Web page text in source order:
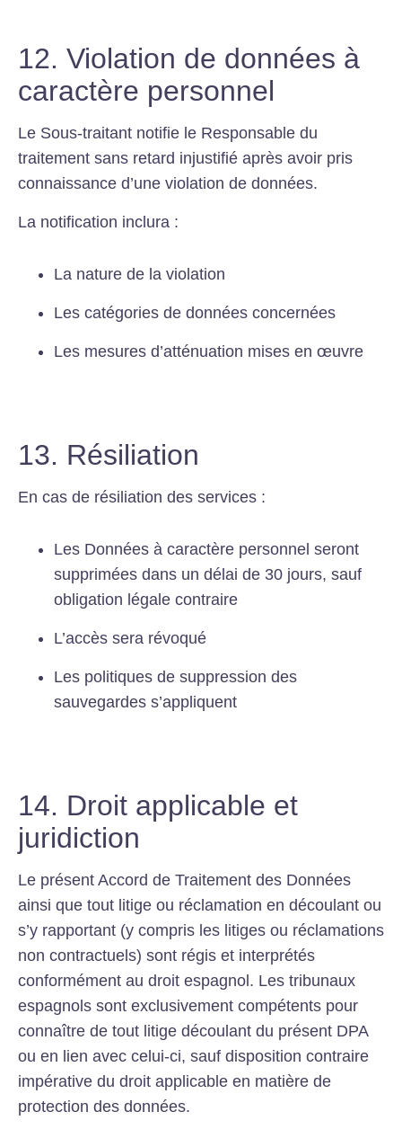
12. Violation de données à
caractère personnel
Le Sous-traitant notifie le Responsable du
traitement sans retard injustifié après avoir pris
connaissance d’une violation de données.
La notification inclura :
La nature de la violation
Les catégories de données concernées
Les mesures d’atténuation mises en œuvre
13. Résiliation
En cas de résiliation des services :
Les Données à caractère personnel seront
supprimées dans un délai de 30 jours, sauf
obligation légale contraire
L’accès sera révoqué
Les politiques de suppression des
sauvegardes s’appliquent
14. Droit applicable et
juridiction
Le présent Accord de Traitement des Données
ainsi que tout litige ou réclamation en découlant ou
s’y rapportant (y compris les litiges ou réclamations
non contractuels) sont régis et interprétés
conformément au droit espagnol. Les tribunaux
espagnols sont exclusivement compétents pour
connaître de tout litige découlant du présent DPA
ou en lien avec celui-ci, sauf disposition contraire
impérative du droit applicable en matière de
protection des données.